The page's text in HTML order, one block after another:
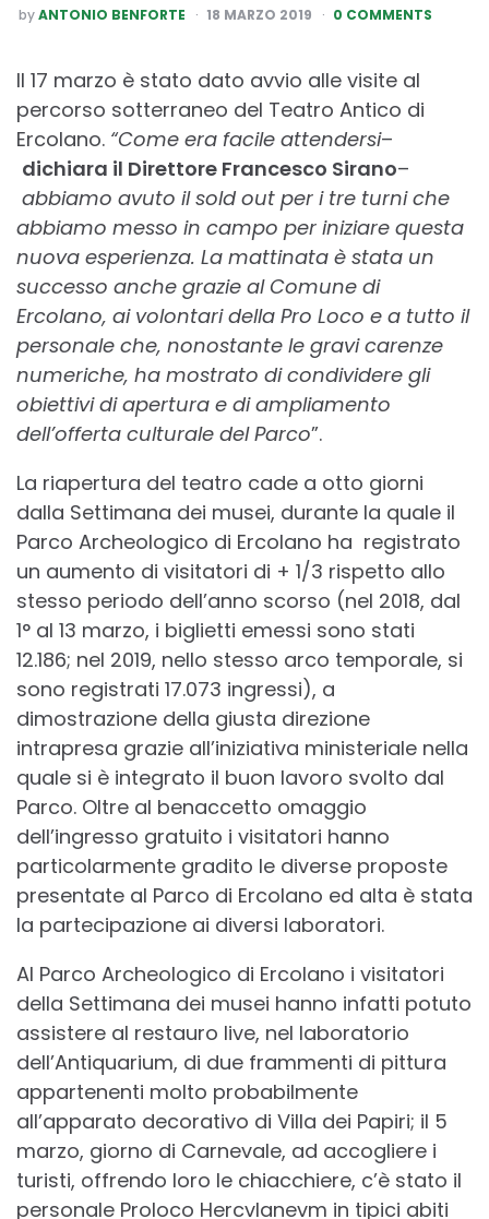
POSTED
BY
byANTONIO BENFORTE 18 MARZO 2019 0 COMMENTS
Il 17 marzo è stato dato avvio alle visite al
percorso sotterraneo del Teatro Antico di
Ercolano. “Come era facile attendersi–
dichiara il Direttore Francesco Sirano–
abbiamo avuto il sold out per i tre turni che
abbiamo messo in campo per iniziare questa
nuova esperienza. La mattinata è stata un
successo anche grazie al Comune di
Ercolano, ai volontari della Pro Loco e a tutto il
personale che, nonostante le gravi carenze
numeriche, ha mostrato di condividere gli
obiettivi di apertura e di ampliamento
dell’offerta culturale del Parco”.
La riapertura del teatro cade a otto giorni
dalla Settimana dei musei, durante la quale il
Parco Archeologico di Ercolano ha registrato
un aumento di visitatori di + 1/3 rispetto allo
stesso periodo dell’anno scorso (nel 2018, dal
1° al 13 marzo, i biglietti emessi sono stati
12.186; nel 2019, nello stesso arco temporale, si
sono registrati 17.073 ingressi), a
dimostrazione della giusta direzione
intrapresa grazie all’iniziativa ministeriale nella
quale si è integrato il buon lavoro svolto dal
Parco. Oltre al benaccetto omaggio
dell’ingresso gratuito i visitatori hanno
particolarmente gradito le diverse proposte
presentate al Parco di Ercolano ed alta è stata
la partecipazione ai diversi laboratori.
Al Parco Archeologico di Ercolano i visitatori
della Settimana dei musei hanno infatti potuto
assistere al restauro live, nel laboratorio
dell’Antiquarium, di due frammenti di pittura
appartenenti molto probabilmente
all’apparato decorativo di Villa dei Papiri; il 5
marzo, giorno di Carnevale, ad accogliere i
turisti, offrendo loro le chiacchiere, c’è stato il
personale Proloco Hercvlanevm in tipici abiti